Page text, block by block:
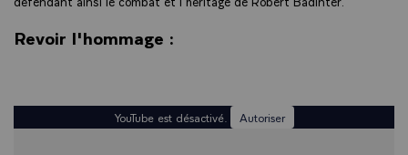
Revoir l'hommage :
YouTube est désactivé. Autoriser